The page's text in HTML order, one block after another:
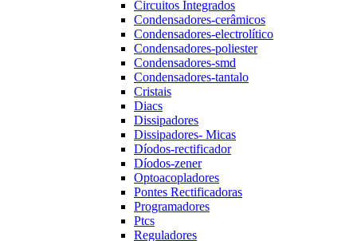
Circuitos Integrados
Condensadores-cerâmicos
Condensadores-electrolítico
Condensadores-poliester
Condensadores-smd
Condensadores-tantalo
Cristais
Diacs
Dissipadores
Dissipadores- Micas
Díodos-rectificador
Díodos-zener
Optoacopladores
Pontes Rectificadoras
Programadores
Ptcs
Reguladores